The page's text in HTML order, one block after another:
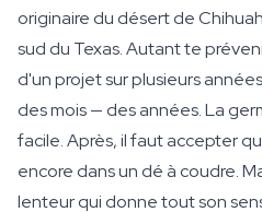
originaire du désert de
sud du Texas. Autant te
d'un projet sur plusieurs
des mois — des années. La
facile. Après, il faut accepter
encore dans un dé à coudre.
lenteur qui donne tout son